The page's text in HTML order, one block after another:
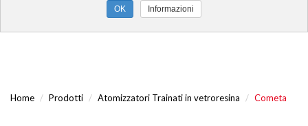
Home Prodotti Atomizzatori Trainati in vetroresina Cometa
Informazioni